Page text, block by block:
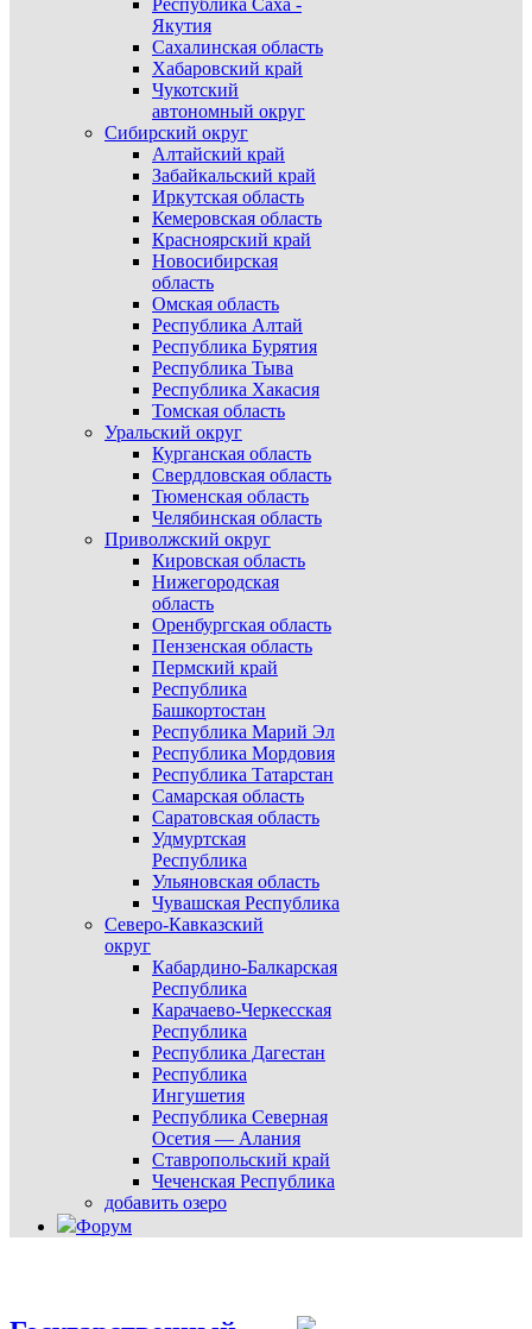
Республика Саха -
Якутия
Сахалинская область
Хабаровский край
Чукотский
автономный округ
Сибирский округ
Алтайский край
Забайкальский край
Иркутская область
Кемеровская область
Красноярский край
Новосибирская
область
Омская область
Республика Алтай
Республика Бурятия
Республика Тыва
Республика Хакасия
Томская область
Уральский округ
Курганская область
Свердловская область
Тюменская область
Челябинская область
Приволжский округ
Кировская область
Нижегородская
область
Оренбургская область
Пензенская область
Пермский край
Республика
Башкортостан
Республика Марий Эл
Республика Мордовия
Республика Татарстан
Самарская область
Саратовская область
Удмуртская
Республика
Ульяновская область
Чувашская Республика
Северо-Кавказский
округ
Кабардино-Балкарская
Республика
Карачаево-Черкесская
Республика
Республика Дагестан
Республика
Ингушетия
Республика Северная
Осетия — Алания
Ставропольский край
Чеченская Республика
добавить озеро
Форум